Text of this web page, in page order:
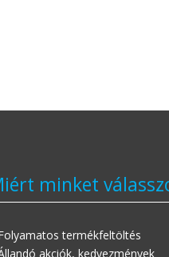
minket
termékfeltöltés
akciók, kedvezmények